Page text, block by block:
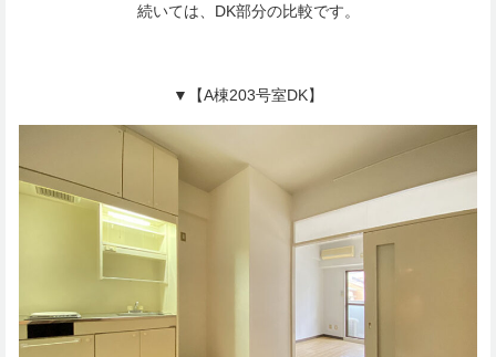
続いては、DK部分の比較です。
▼【A棟203号室DK】